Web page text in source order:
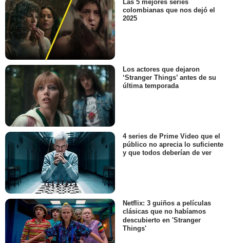
Las 5 mejores series
colombianas que nos dejó el
2025
Los actores que dejaron
‘Stranger Things’ antes de su
última temporada
4 series de Prime Video que el
público no aprecia lo suficiente
y que todos deberían de ver
Netflix: 3 guiños a películas
clásicas que no habíamos
descubierto en 'Stranger
Things'